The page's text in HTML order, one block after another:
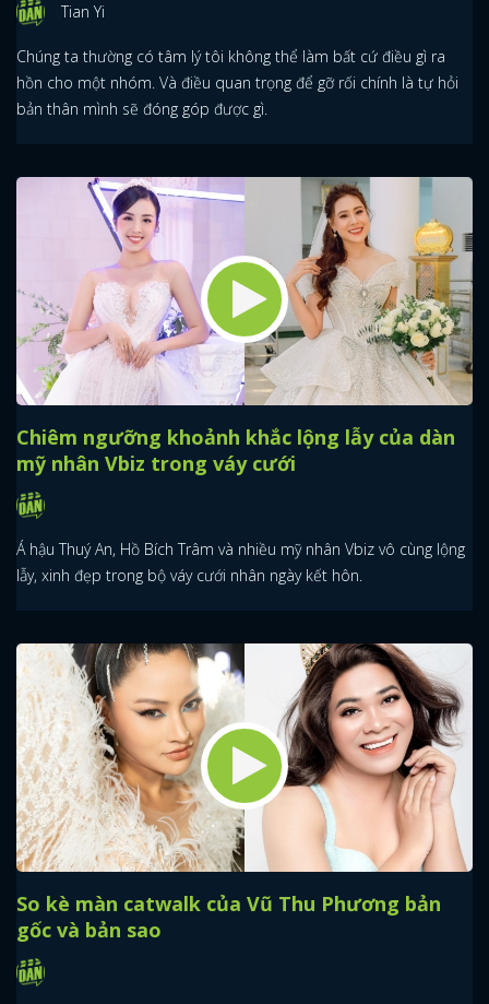
Tian Yi
Chúng ta thường có tâm lý tôi không thể làm bất cứ điều gì ra
hồn cho một nhóm. Và điều quan trọng để gỡ rối chính là tự hỏi
bản thân mình sẽ đóng góp được gì.
Chiêm ngưỡng khoảnh khắc lộng lẫy của dàn
mỹ nhân Vbiz trong váy cưới
Á hậu Thuý An, Hồ Bích Trâm và nhiều mỹ nhân Vbiz vô cùng lộng
lẫy, xinh đẹp trong bộ váy cưới nhân ngày kết hôn.
So kè màn catwalk của Vũ Thu Phương bản
gốc và bản sao